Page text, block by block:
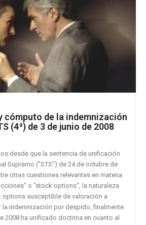
cómputo de la indemnización
(4ª) de 3 de junio de 2008
desde que la sentencia de unificación
Supremo ("STS") de 24 de octubre de
otras cuestiones relevantes en materia
o "stock options", la naturaleza
options susceptible de valoración a
indemnización por despido, finalmente
2008 ha unificado doctrina en cuanto al